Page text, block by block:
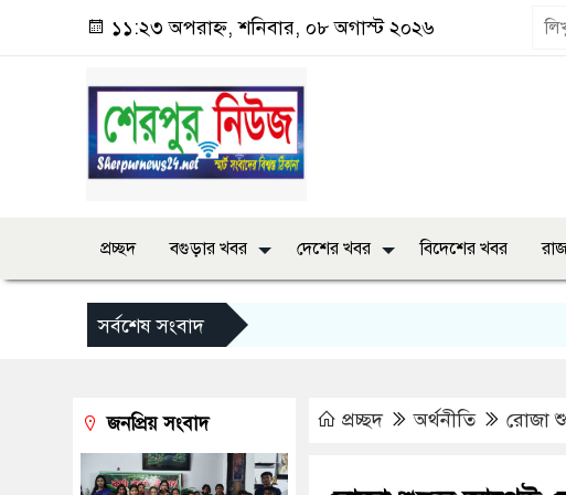
১১:২৩ অপরাহ্ন, শনিবার, ০৮ অগাস্ট ২০২৬
প্রচ্ছদ বগুড়ার খবর দেশের খবর বিদেশের খবর
সর্বশেষ সংবাদ
প্রচ্ছদ অর্থনীতি রোজা
জনপ্রিয় সংবাদ